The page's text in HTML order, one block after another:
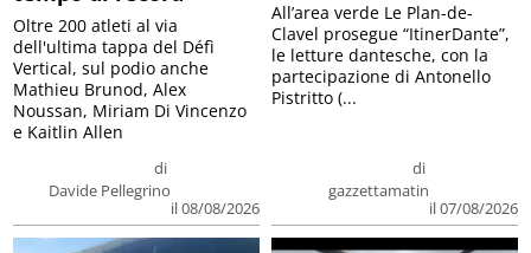
di
Davide Pellegrino
il 08/08/2026
Oltre 200 atleti al via
dell'ultima tappa del Défì
Vertical, sul podio anche
Mathieu Brunod, Alex
Noussan, Miriam Di Vincenzo
e Kaitlin Allen
di
gazzettamatin
il 07/08/2026
All’area verde Le Plan-de-
Clavel prosegue “ItinerDante”,
le letture dantesche, con la
partecipazione di Antonello
Pistritto (...